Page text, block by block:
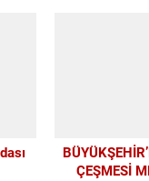
ÇEŞMESİ